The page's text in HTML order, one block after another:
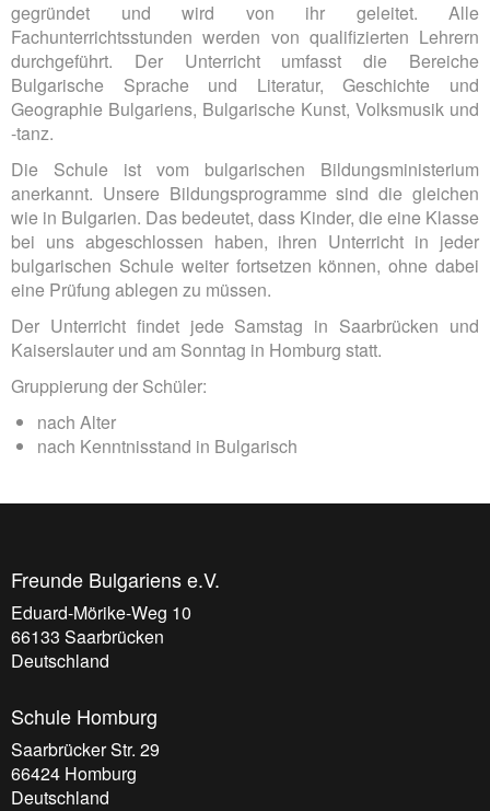
gegründet und wird von ihr geleitet. Alle
Fachunterrichtsstunden werden von qualifizierten Lehrern
durchgeführt. Der Unterricht umfasst die Bereiche
Bulgarische Sprache und Literatur, Geschichte und
Geographie Bulgariens, Bulgarische Kunst, Volksmusik und
-tanz.
Die Schule ist vom bulgarischen Bildungsministerium
anerkannt. Unsere Bildungsprogramme sind die gleichen
wie in Bulgarien. Das bedeutet, dass Kinder, die eine Klasse
bei uns abgeschlossen haben, ihren Unterricht in jeder
bulgarischen Schule weiter fortsetzen können, ohne dabei
eine Prüfung ablegen zu müssen.
Der Unterricht findet jede Samstag in Saarbrücken und
Kaiserslauter und am Sonntag in Homburg statt.
Gruppierung der Schüler:
nach Alter
nach Kenntnisstand in Bulgarisch
Freunde Bulgariens e.V.
Eduard-Mörike-Weg 10
66133 Saarbrücken
Deutschland
Schule Homburg
Saarbrücker Str. 29
66424 Homburg
Deutschland